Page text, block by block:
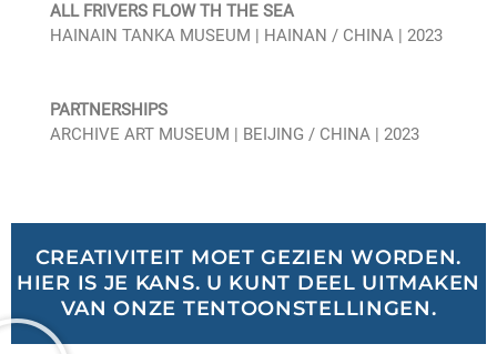
ALL FRIVERS FLOW TH THE SEA
HAINAIN TANKA MUSEUM | HAINAN / CHINA | 2023
PARTNERSHIPS
ARCHIVE ART MUSEUM | BEIJING / CHINA | 2023
CREATIVITEIT MOET GEZIEN WORDEN.
HIER IS JE KANS. U KUNT DEEL UITMAKEN
VAN ONZE TENTOONSTELLINGEN.